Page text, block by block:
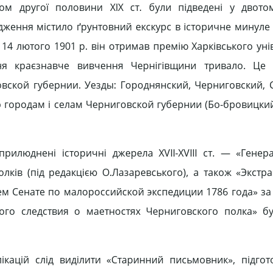
другої половини XIX ст. були підведені у
містило ґрунтовний екскурс в історичне
лютого 1901 р. він отримав премію Харківського
краєзнавче вивчення Чернігівщини тривало. Це
губернии. Уезды: Городнянский, Черниговский,
городам і селам Черниговской губернии (Бо-
історичні джерела XVII-XVIII ст. —
(під редакцією О.Лазаревського), а також
по малороссийской экспедиции 1786 года» за
следствия о маетностях Черниговского полка»
слід виділити «Старинний письмовник»,